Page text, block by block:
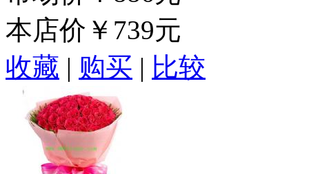
本店价 ￥739元
收藏 | 购买 | 比较